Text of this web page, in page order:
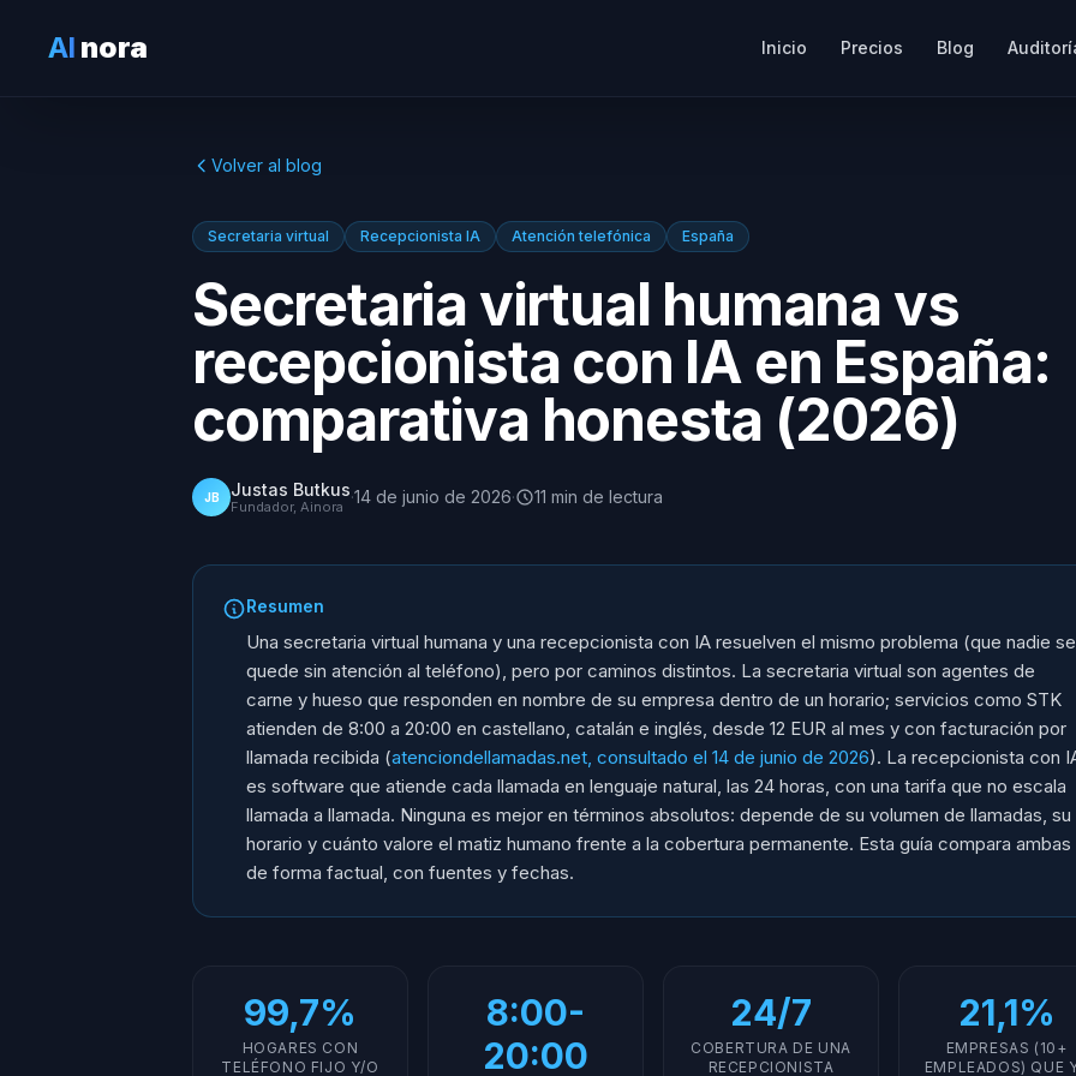
AI nora Inicio Precios Blog
Volver al blog
Secretaria virtual Recepcionista IA Atención telefónica España
Secretaria virtual humana vs
recepcionista con IA en España:
comparativa honesta (2026)
JB Justas Butkus
Fundador, Ainora ·14 de junio de 2026· 11 min de lectura
Resumen
Una secretaria virtual humana y una recepcionista con IA resuelven el mismo problema (que nadie se
quede sin atención al teléfono), pero por caminos distintos. La secretaria virtual son agentes de
carne y hueso que responden en nombre de su empresa dentro de un horario; servicios como STK
atienden de 8:00 a 20:00 en castellano, catalán e inglés, desde 12 EUR al mes y con facturación por
llamada recibida (atenciondellamadas.net, consultado el 14 de junio de 2026). La recepcionista con
es software que atiende cada llamada en lenguaje natural, las 24 horas, con una tarifa que no escala
llamada a llamada. Ninguna es mejor en términos absolutos: depende de su volumen de llamadas, su
horario y cuánto valore el matiz humano frente a la cobertura permanente. Esta guía compara ambas
de forma factual, con fuentes y fechas.
99,7%
HOGARES CON
TELÉFONO FIJO Y/O
8:00-
20:00
24/7
COBERTURA DE UNA
RECEPCIONISTA
21,1%
EMPRESAS (10+
EMPLEADOS) QUE